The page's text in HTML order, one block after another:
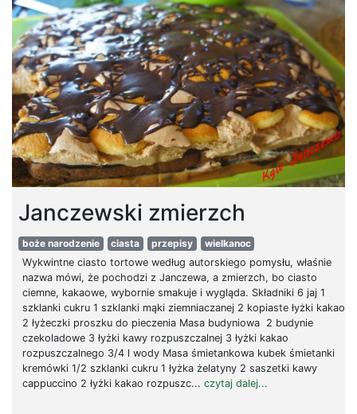
Janczewski zmierzch
boże narodzenie ciasta przepisy
wielkanoc
Wykwintne ciasto tortowe według autorskiego pomysłu, właśnie
nazwa mówi, że pochodzi z Janczewa, a zmierzch, bo ciasto
ciemne, kakaowe, wybornie smakuje i wygląda. Składniki 6 jaj 1
szklanki cukru 1 szklanki mąki ziemniaczanej 2 kopiaste łyżki kakao
2 łyżeczki proszku do pieczenia Masa budyniowa 2 budynie
czekoladowe 3 łyżki kawy rozpuszczalnej 3 łyżki kakao
rozpuszczalnego 3/4 l wody Masa śmietankowa kubek śmietanki
kremówki 1/2 szklanki cukru 1 łyżka żelatyny 2 saszetki kawy
cappuccino 2 łyżki kakao rozpuszc... czytaj dalej...